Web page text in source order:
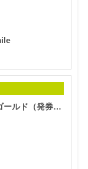
【三井住友カード ビジネスオーナーズ ゴールド（発券プロモ）】